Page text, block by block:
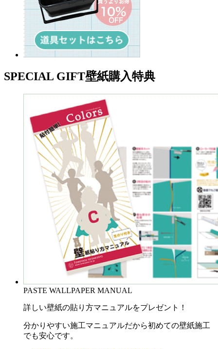
SPECIAL GIFT壁紙購入特典
PASTE WALLPAPER MANUAL
詳しい壁紙の貼り方マニュアルをプレゼント！
分かりやすい施工マニュアルだから初めての壁紙施工
でも安心です。